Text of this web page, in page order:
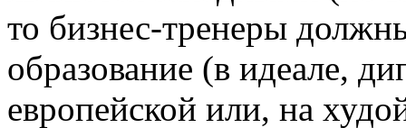
то бизнес-тренеры
образование (в идеале,
европейской или, на